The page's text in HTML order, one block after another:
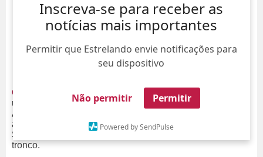
Inscreva-se para receber as
notícias mais importantes
Permitir que Estrelando envie notificações para
seu dispositivo
Não permitir Permitir
Powered by SendPulse
Olivier Anquierusou as redes sociais para compartilhar
um vídeo emocionante de seu processo de recuperação.
Aos 63 anos de idade, o empresário e chef de cozinha se
acidentou gravemente enquanto estava no Rally dos
Sertões, sofrendo ferimentos no ombro e em parte do
tronco.